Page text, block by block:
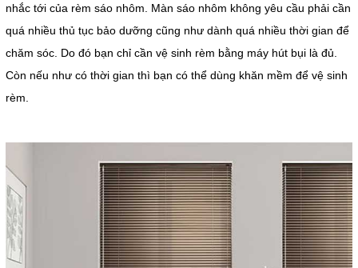
nhắc tới của rèm sáo nhôm. Màn sáo nhôm không yêu cầu phải cần
quá nhiều thủ tục bảo dưỡng cũng như dành quá nhiều thời gian để
chăm sóc. Do đó bạn chỉ cần vệ sinh rèm bằng máy hút bụi là đủ.
Còn nếu như có thời gian thì bạn có thể dùng khăn mềm để vệ sinh
rèm.